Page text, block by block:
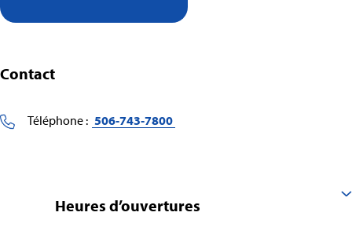
Contact
Téléphone : 506‑743‑7800
Heures d’ouvertures